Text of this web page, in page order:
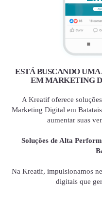
ESTÁ BUSCANDO
EM MARKETING
A Kreatif oferece
Marketing Digital em
aumentar suas
Soluções de Alta
Na Kreatif, impulsionamos
digitais que